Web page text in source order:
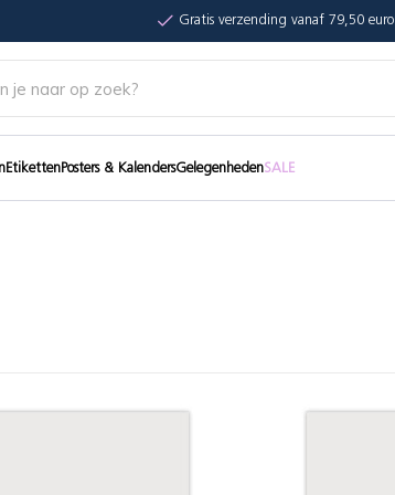
Gratis verzending vanaf 79,50 euro
EtikettenPosters & KalendersGelegenhedenSALE